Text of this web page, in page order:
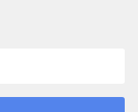
ZANECHAJTE NÁM SPRÁVU